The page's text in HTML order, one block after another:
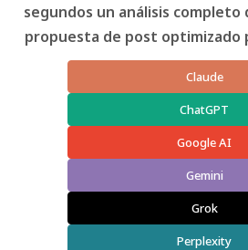
segundos un análisis
propuesta de post optimizado
Claude
ChatGPT
Google AI
Gemini
Grok
Perplexity